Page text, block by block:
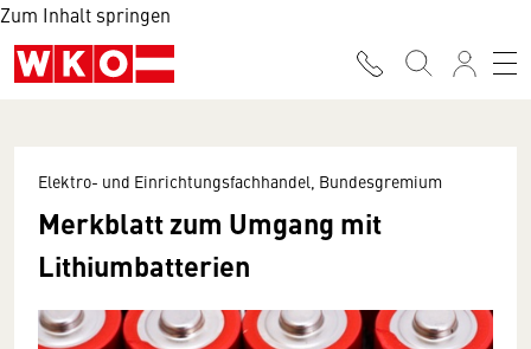
Zum Inhalt springen
Elektro- und Einrichtungsfachhandel, Bundesgremium
Merkblatt zum Umgang mit
Lithiumbatterien